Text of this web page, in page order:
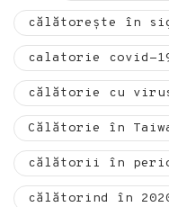
călătorește în
calatorie covid-
călătorie cu
Călătorie în
călătorii în
călătorind în